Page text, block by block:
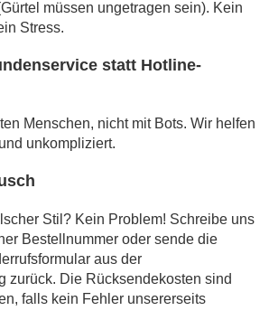
müssen ungetragen sein). Kein
Stress.
statt Hotline-
Menschen, nicht mit Bots. Wir helfen
unkompliziert.
Stil? Kein Problem! Schreibe uns
Bestellnummer oder sende die
aus der
zurück. Die Rücksendekosten sind
falls kein Fehler unsererseits